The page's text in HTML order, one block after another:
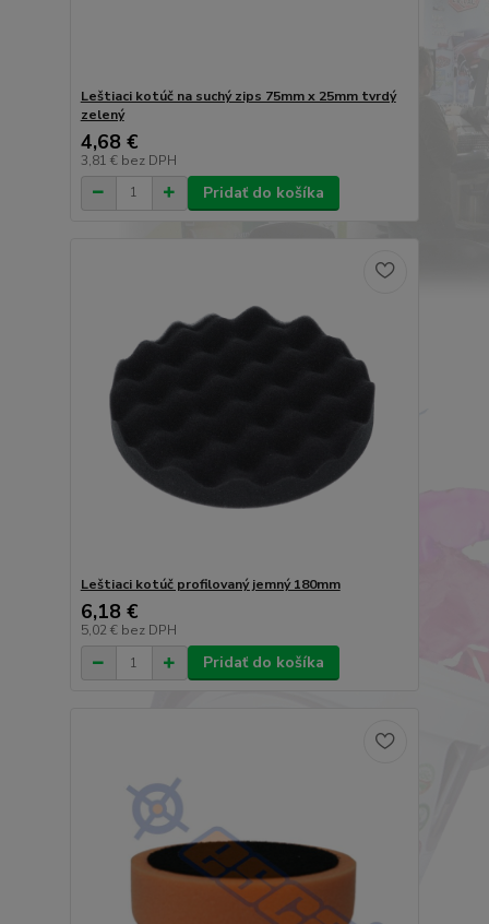
Leštiaci kotúč na suchý zips 75mm x 25mm tvrdý
zelený
4,68 €
3,81 € bez DPH
Pridať do košíka
Leštiaci kotúč profilovaný jemný 180mm
6,18 €
5,02 € bez DPH
Pridať do košíka